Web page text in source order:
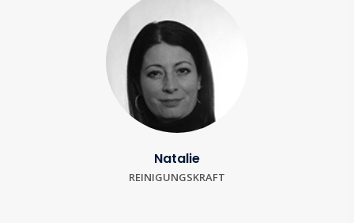
Natalie
REINIGUNGSKRAFT